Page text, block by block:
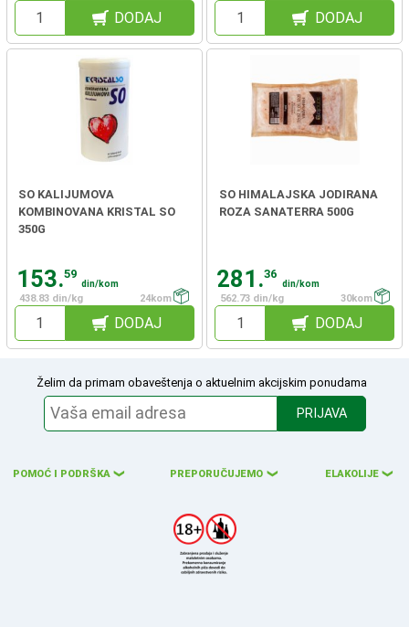
DODAJ DODAJ
SO KALIJUMOVA
KOMBINOVANA KRISTAL SO
350G
153.59
din/kom
438.83 din/kg
24kom
DODAJ
SO HIMALAJSKA JODIRANA
ROZA SANATERRA 500G
281.36
din/kom
562.73 din/kg
30kom
DODAJ
Želim da primam obaveštenja o aktuelnim akcijskim ponudama
PRIJAVA
POMOĆ I PODRŠKA ❮ PREPORUČUJEMO ❮ ELAKOLIJE ❮